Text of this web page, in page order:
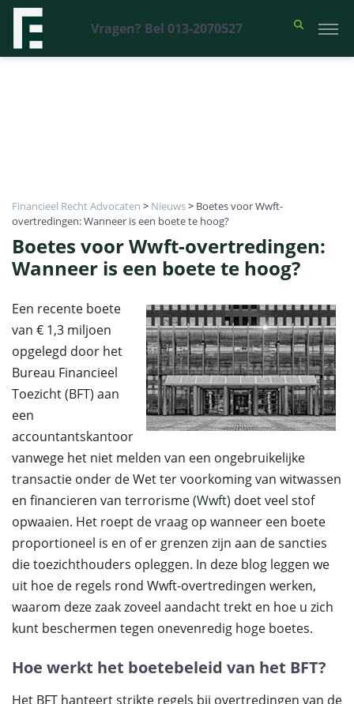
Vragen? Bel 013-2070527
Financieel Recht Advocaten > Nieuws> Boetes voor Wwft-
overtredingen: Wanneer is een boete te hoog?
Boetes voor Wwft-overtredingen:
Wanneer is een boete te hoog?
Een recente boete
van € 1,3 miljoen
opgelegd door het
Bureau Financieel
Toezicht (BFT) aan
een
accountantskantoor
vanwege het niet melden van een ongebruikelijke
transactie onder de Wet ter voorkoming van witwassen
en financieren van terrorisme (Wwft) doet veel stof
opwaaien. Het roept de vraag op wanneer een boete
proportioneel is en of er grenzen zijn aan de sancties
die toezichthouders opleggen. In deze blog leggen we
uit hoe de regels rond Wwft-overtredingen werken,
waarom deze zaak zoveel aandacht trekt en hoe u zich
kunt beschermen tegen onevenredig hoge boetes.
Hoe werkt het boetebeleid van het BFT?
Het BFT hanteert strikte regels bij overtredingen van de